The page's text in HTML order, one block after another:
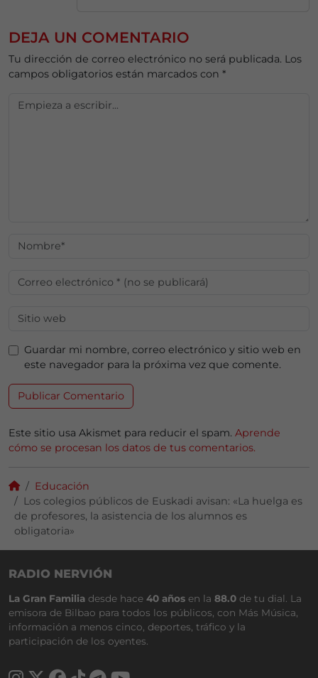
DEJA UN COMENTARIO
Tu dirección de correo electrónico no será publicada. Los
campos obligatorios están marcados con *
Guardar mi nombre, correo electrónico y sitio web en
este navegador para la próxima vez que comente.
Este sitio usa Akismet para reducir el spam. Aprende
cómo se procesan los datos de tus comentarios.
Educación
Los colegios públicos de Euskadi avisan: «La huelga es
de profesores, la asistencia de los alumnos es
obligatoria»
RADIO NERVIÓN
La Gran Familia desde hace 40 años en la 88.0 de tu dial. La
emisora de Bilbao para todos los públicos, con Más Música,
información a menos cinco, deportes, tráfico y la
participación de los oyentes.